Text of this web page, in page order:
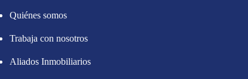
Quiénes somos
Trabaja con nosotros
Aliados Inmobiliarios